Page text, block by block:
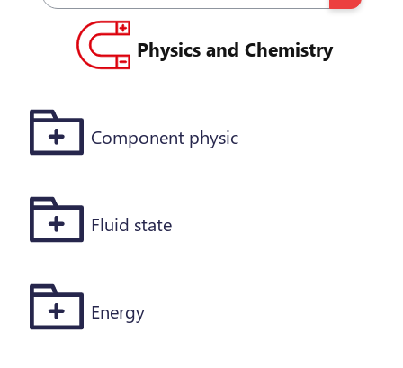
Search
Physics and Chemistry
Component physic
Fluid state
Energy